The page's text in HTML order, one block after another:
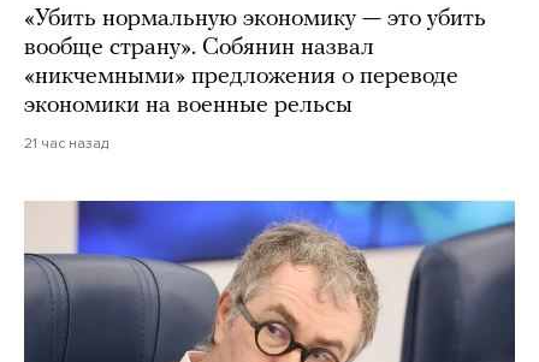
«Убить нормальную экономику — это убить
вообще страну». Собянин назвал
«никчемными» предложения о переводе
экономики на военные рельсы
21 час назад